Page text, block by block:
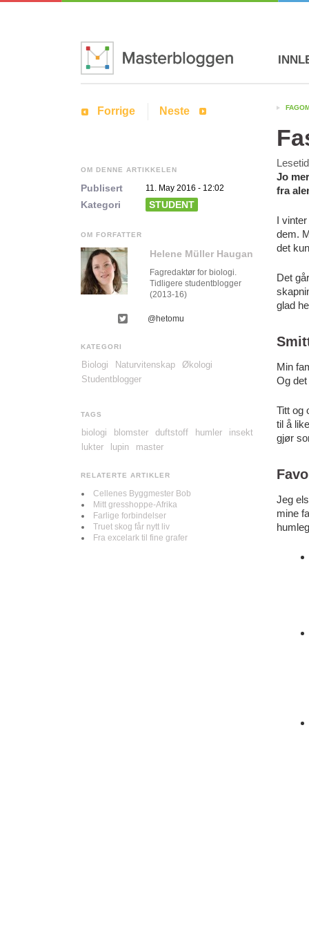
Jo
fra
I
dem.
det
Det
glad
Min
Og
Titt og
til å
gjør
Jeg
mine
Forrige Neste
OM DENNE ARTIKKELEN
Publisert 11. May 2016 - 12:02
Kategori STUDENT
OM FORFATTER
Helene Müller Haugan
Fagredaktør for biologi.
Tidligere studentblogger
(2013-16)
@hetomu
KATEGORI
Biologi Naturvitenskap
Økologi
Studentblogger
TAGS
biologi blomster duftstoff humler
insekt
lukter
lupin master
RELATERTE ARTIKLER
Cellenes Byggmester Bob
Mitt gresshoppe-Afrika
Farlige forbindelser
Truet skog får nytt liv
Fra excelark til fine grafer